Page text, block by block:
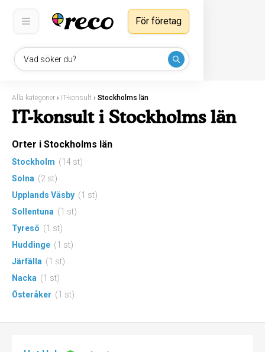
Vad söker du?
För företag
Alla kategorier › IT-konsult › Stockholms län
IT-konsult i Stockholms län
Orter i Stockholms län
Stockholm (14 st)
Solna (2 st)
Upplands Väsby (1 st)
Sollentuna (1 st)
Tyresö (1 st)
Huddinge (1 st)
Järfälla (1 st)
Nacka (1 st)
Österåker (1 st)